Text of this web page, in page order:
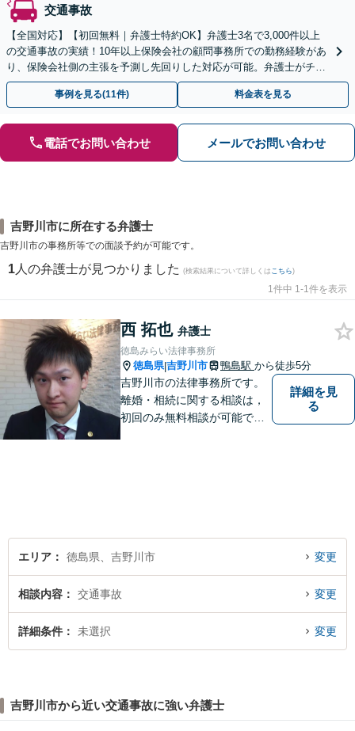
交通事故
【全国対応】【初回無料｜弁護士特約OK】弁護士3名で3,000件以上
の交通事故の実績！10年以上保険会社の顧問事務所での勤務経験があ
り、保険会社側の主張を予測し先回りした対応が可能。弁護士がチー
ムとなり示談交渉、休業損害、後遺障害等に対応。
事例を見る(11件) 料金表を見る
電話でお問い合わせ メールでお問い合わせ
吉野川市に所在する弁護士
吉野川市の事務所等での面談予約が可能です。
1 人の弁護士が見つかりました (検索結果について詳しくは こちら)
1件中 1-1件を表示
西 拓也 弁護士
徳島みらい法律事務所
徳島県|吉野川市 鴨島駅 から徒歩5分
吉野川市の法律事務所です。
離婚・相続に関する相談は，
初回のみ無料相談が可能です
詳細を見
る
エリア 徳島県、吉野川市 変更
相談内容 交通事故 変更
詳細条件 未選択 変更
吉野川市から近い交通事故に強い弁護士